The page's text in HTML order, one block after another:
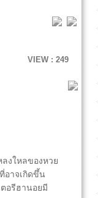
VIEW : 249
งใหลของหวย
อาจเกิดขึ้น
อรีฮานอยมี